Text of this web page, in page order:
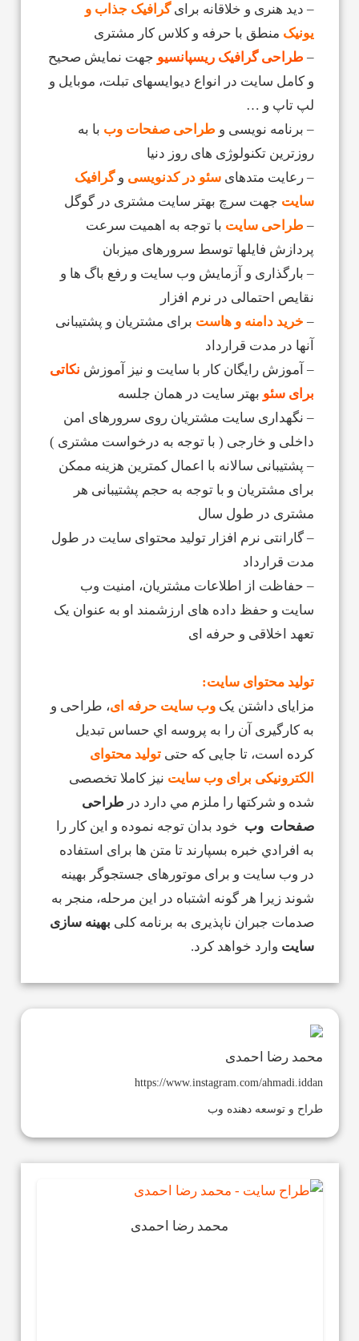
– دید هنری و خلاقانه برای گرافیک جذاب و
یونیک منطق با حرفه و کلاس کار مشتری
– طراحی گرافیک ریسپانسیو جهت نمایش صحیح
و کامل سایت در انواع دیوایسهای تبلت، موبایل و
لپ تاپ و …
– برنامه نویسی و طراحی صفحات وب با به
روزترین تکنولوژی های روز دنیا
– رعایت متدهای سئو در کدنویسی وگرافیک
سایت جهت سرچ بهتر سایت مشتری در گوگل
– طراحی سایت با توجه به اهمیت سرعت
پردازش فایلها توسط سرورهای میزبان
– بارگذاری و آزمایش وب سایت و رفع باگ ها و
نقایص احتمالی در نرم افزار
– خرید دامنه و هاست برای مشتریان و پشتیبانی
آنها در مدت قرارداد
– آموزش رایگان کار با سایت و نیز آموزش نکاتی
برای سئو بهتر سایت در همان جلسه
– نگهداری سایت مشتریان روی سرورهای امن
داخلی و خارجی ( با توجه به درخواست مشتری )
– پشتیبانی سالانه با اعمال کمترین هزینه ممکن
برای مشتریان و با توجه به حجم پشتیبانی هر
مشتری در طول سال
– گارانتی نرم افزار تولید محتوای سایت در طول
مدت قرارداد
– حفاظت از اطلاعات مشتریان، امنیت وب
سایت و حفظ داده های ارزشمند او به عنوان یک
تعهد اخلاقی و حرفه ای
تولید محتوای سایت:
مزایای داشتن یک وب سایت حرفه ای، طراحی و
به کارگیری آن را به پروسه اي حساس تبديل
کرده است، تا جایی که حتی تولید محتوای
الکترونیکی برای وب سايت نيز کاملا تخصصی
شده و شرکتها را ملزم مي دارد در طراحی
صفحات وب خود بدان توجه نموده و این کار را
به افرادي خبره بسپارند تا متن ها برای استفاده
در وب سایت و برای موتورهای جستجوگر بهینه
شوند زیرا هر گونه اشتباه در اين مرحله، منجر به
صدمات جبران ناپذيری به برنامه كلی بهينه سازی
سایت وارد خواهد كرد.
محمد رضا احمدی
https://www.instagram.com/ahmadi.iddan
طراح و توسعه دهنده وب
محمد رضا احمدی